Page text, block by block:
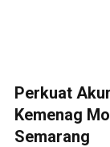
Perkuat
Kemenag
Semarang